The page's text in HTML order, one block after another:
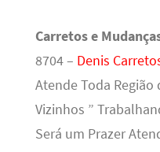
Carretos e
8704 – Denis
Atende Toda Região
Vizinhos ”
Será um Prazer